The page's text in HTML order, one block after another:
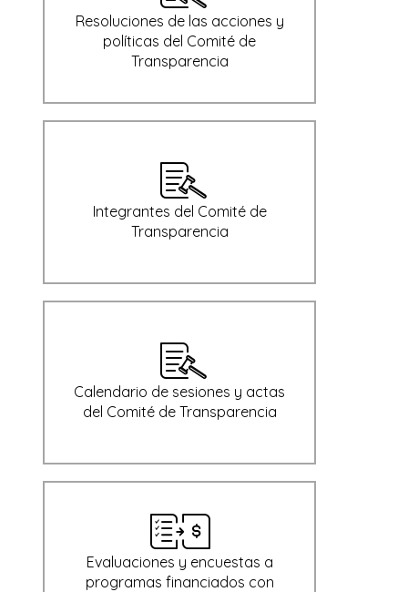
Resoluciones de las acciones y
políticas del Comité de
Transparencia
Integrantes del Comité de
Transparencia
Calendario de sesiones y actas
del Comité de Transparencia
Evaluaciones y encuestas a
programas financiados con